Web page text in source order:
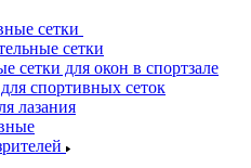
сетки
сетки
сетки для окон в спортзале
спортивных сеток
лазания